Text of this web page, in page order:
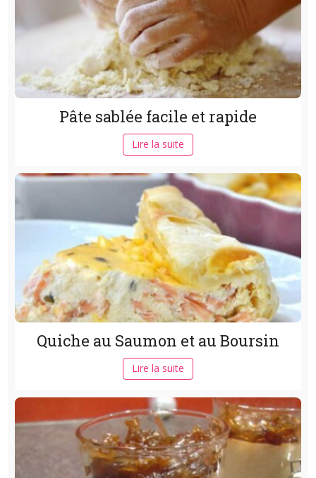
Pâte sablée facile et rapide
Lire la suite
Quiche au Saumon et au Boursin
Lire la suite